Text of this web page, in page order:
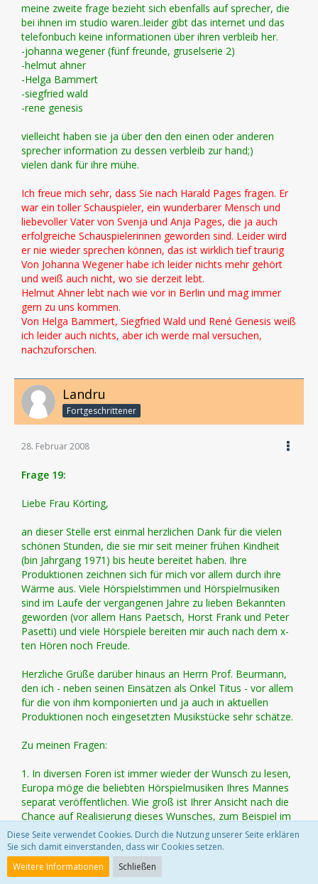
meine zweite frage bezieht sich ebenfalls auf sprecher, die
bei ihnen im studio waren..leider gibt das internet und das
telefonbuch keine informationen über ihren verbleib her.
-johanna wegener (fünf freunde, gruselserie 2)
-helmut ahner
-Helga Bammert
-siegfried wald
-rene genesis
vielleicht haben sie ja über den den einen oder anderen
sprecher information zu dessen verbleib zur hand;)
vielen dank für ihre mühe.
Ich freue mich sehr, dass Sie nach Harald Pages fragen. Er
war ein toller Schauspieler, ein wunderbarer Mensch und
liebevoller Vater von Svenja und Anja Pages, die ja auch
erfolgreiche Schauspielerinnen geworden sind. Leider wird
er nie wieder sprechen können, das ist wirklich tief traurig
Von Johanna Wegener habe ich leider nichts mehr gehört
und weiß auch nicht, wo sie derzeit lebt.
Helmut Ahner lebt nach wie vor in Berlin und mag immer
gern zu uns kommen.
Von Helga Bammert, Siegfried Wald und René Genesis weiß
ich leider auch nichts, aber ich werde mal versuchen,
nachzuforschen.
Landru
Fortgeschrittener
28. Februar 2008
Frage 19:
Liebe Frau Körting,
an dieser Stelle erst einmal herzlichen Dank für die vielen
schönen Stunden, die sie mir seit meiner frühen Kindheit
(bin Jahrgang 1971) bis heute bereitet haben. Ihre
Produktionen zeichnen sich für mich vor allem durch ihre
Wärme aus. Viele Hörspielstimmen und Hörspielmusiken
sind im Laufe der vergangenen Jahre zu lieben Bekannten
geworden (vor allem Hans Paetsch, Horst Frank und Peter
Pasetti) und viele Hörspiele bereiten mir auch nach dem x-
ten Hören noch Freude.
Herzliche Grüße darüber hinaus an Herrn Prof. Beurmann,
den ich - neben seinen Einsätzen als Onkel Titus - vor allem
für die von ihm komponierten und ja auch in aktuellen
Produktionen noch eingesetzten Musikstücke sehr schätze.
Zu meinen Fragen:
1. In diversen Foren ist immer wieder der Wunsch zu lesen,
Europa möge die beliebten Hörspielmusiken Ihres Mannes
separat veröffentlichen. Wie groß ist Ihrer Ansicht nach die
Chance auf Realisierung dieses Wunsches, zum Beispiel im
Rahmen der Originale (die ich übrigens ganz klasse finde)?
Der Wunsch nach den Hörspielmusiken ist auch schon oft
Diese Seite verwendet Cookies. Durch die Nutzung unserer Seite erklären
Sie sich damit einverstanden, dass wir Cookies setzen.
Weitere Informationen
Schließen